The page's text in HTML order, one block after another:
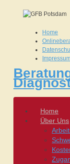
Home
Home
Über Uns